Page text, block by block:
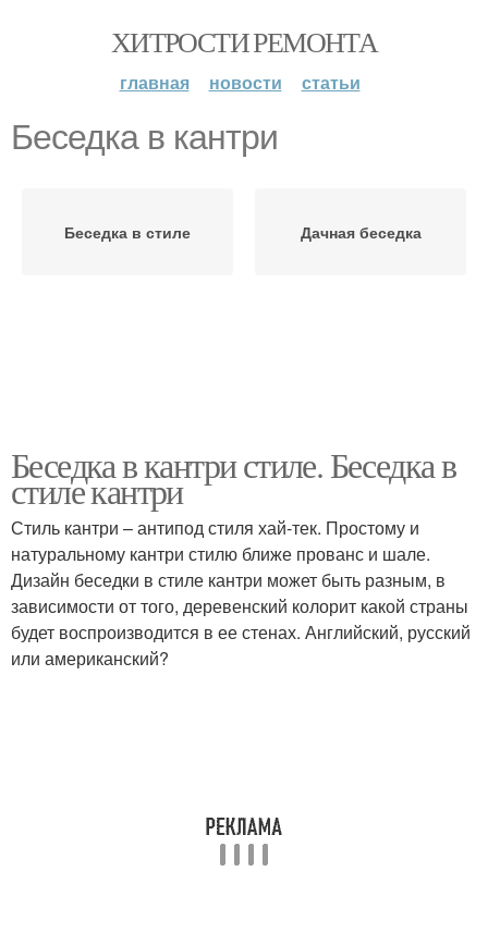
ХИТРОСТИ РЕМОНТА
главная новости статьи
Беседка в кантри
Беседка в стиле Дачная беседка
Беседка в кантри стиле. Беседка в
стиле кантри
Стиль кантри – антипод стиля хай-тек. Простому и
натуральному кантри стилю ближе прованс и шале.
Дизайн беседки в стиле кантри может быть разным, в
зависимости от того, деревенский колорит какой страны
будет воспроизводится в ее стенах. Английский, русский
или американский?